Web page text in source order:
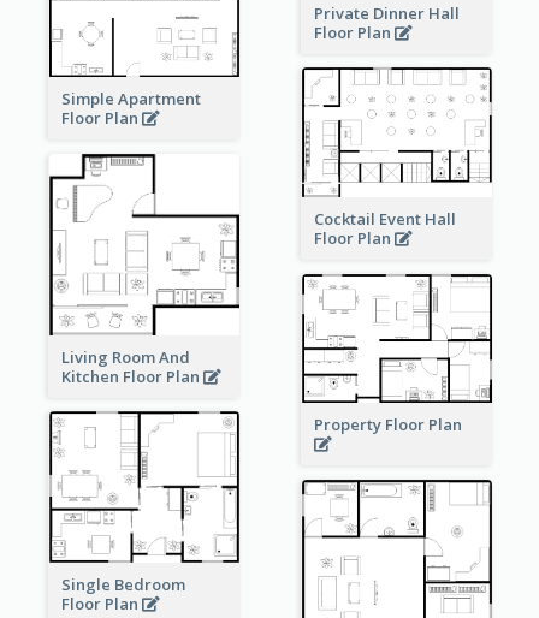
Private Dinner Hall
Floor Plan
Simple Apartment
Floor Plan
Cocktail Event Hall
Floor Plan
Living Room And
Kitchen Floor Plan
Property Floor Plan
Single Bedroom
Floor Plan